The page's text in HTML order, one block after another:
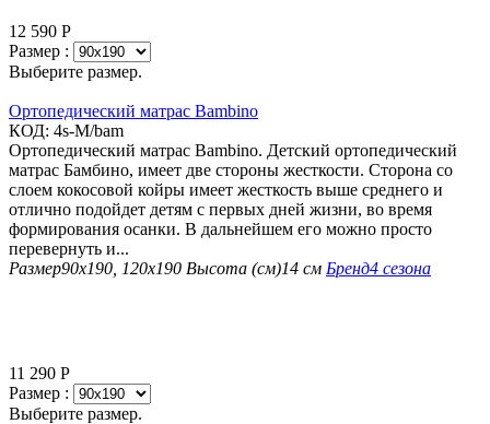
12 590 Р
Размер :
Выберите размер.
Ортопедический матрас Bambino
КОД: 4s-M/bam
Ортопедический матрас Bambino. Детский ортопедический
матрас Бамбино, имеет две стороны жесткости. Сторона со
слоем кокосовой койры имеет жесткость выше среднего и
отлично подойдет детям с первых дней жизни, во время
формирования осанки. В дальнейшем его можно просто
перевернуть и...
Размер90х190, 120х190 Высота (см)14 см Бренд4 сезона
11 290 Р
Размер :
Выберите размер.